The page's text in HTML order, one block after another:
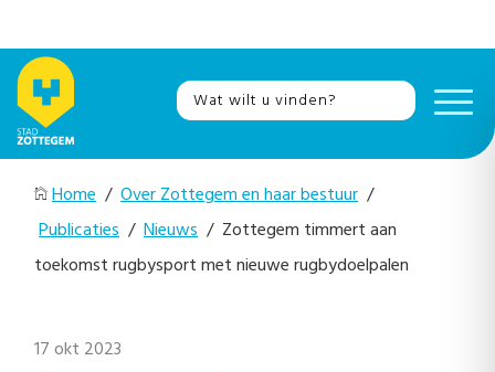
Home / Over Zottegem en haar bestuur /
Publicaties / Nieuws / Zottegem timmert aan
toekomst rugbysport met nieuwe rugbydoelpalen
17 okt 2023